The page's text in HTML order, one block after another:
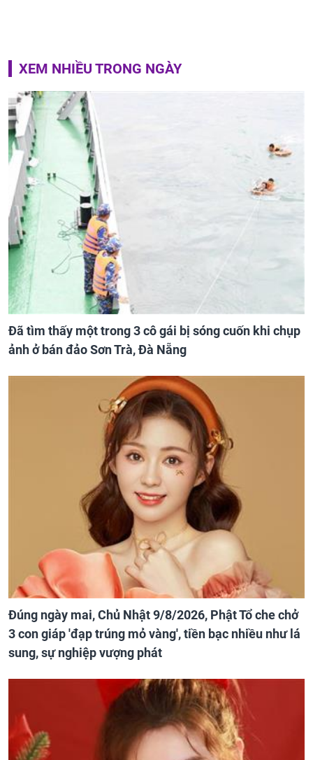
XEM NHIỀU TRONG NGÀY
Đã tìm thấy một trong 3 cô gái bị sóng cuốn khi chụp
ảnh ở bán đảo Sơn Trà, Đà Nẵng
Đúng ngày mai, Chủ Nhật 9/8/2026, Phật Tổ che chở
3 con giáp 'đạp trúng mỏ vàng', tiền bạc nhiều như lá
sung, sự nghiệp vượng phát